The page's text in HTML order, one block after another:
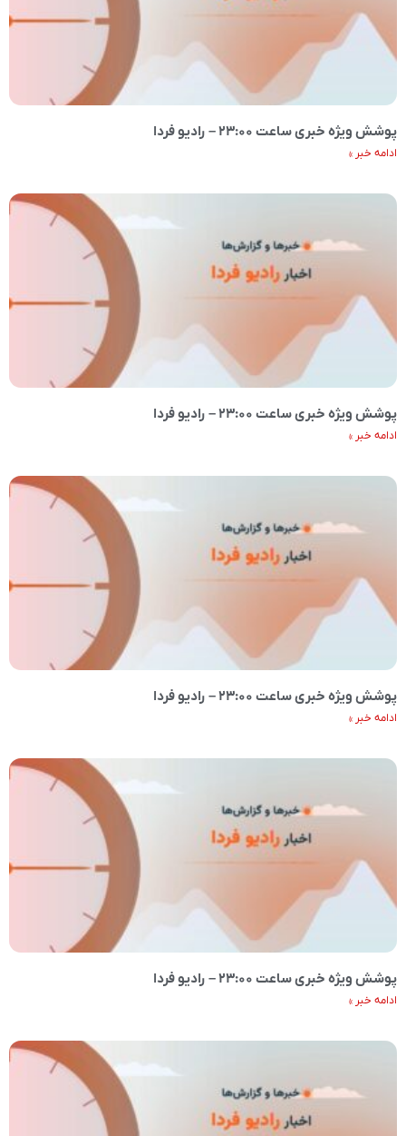
پوشش ویژه خبری ساعت ۲۳:۰۰ – رادیو فردا
ادامه خبر »
پوشش ویژه خبری ساعت ۲۳:۰۰ – رادیو فردا
ادامه خبر »
پوشش ویژه خبری ساعت ۲۳:۰۰ – رادیو فردا
ادامه خبر »
پوشش ویژه خبری ساعت ۲۳:۰۰ – رادیو فردا
ادامه خبر »